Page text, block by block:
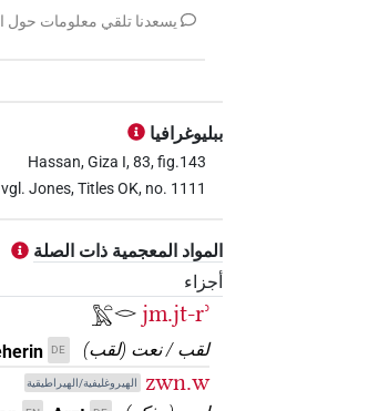
يسعدنا تلقي معلومات حول
ببليوغرافيا
Hassan, Giza I, 83, fig.143
vgl. Jones, Titles OK, no. 1111
المواد المعجمية ذات الصلة
أجزاء
jm.jt-rʾ
𓅓𓏏𓂋
لقب / نعت (لقب)
DE
zwn.w الهيروغليفية/الهيراطيقية